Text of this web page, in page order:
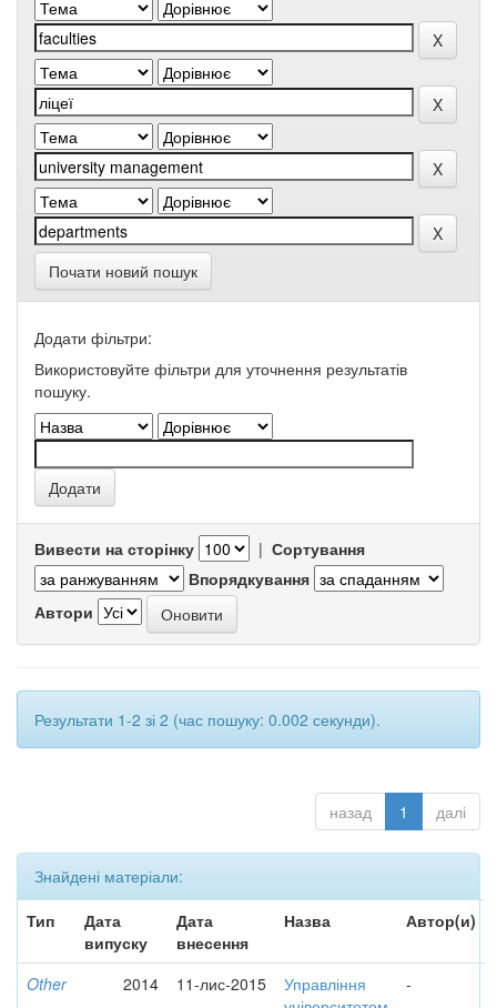
Почати новий пошук
Додати фільтри:
Використовуйте фільтри для уточнення результатів
пошуку.
Вивести на сторінку | Сортування
Впорядкування
Автори
Результати 1-2 зі 2 (час пошуку: 0.002 секунди).
назад 1 далі
Знайдені матеріали:
Тип
Дата
випуску
Дата
внесення
Назва Автор(и)
Other 2014 11-лис-2015
Управління
-